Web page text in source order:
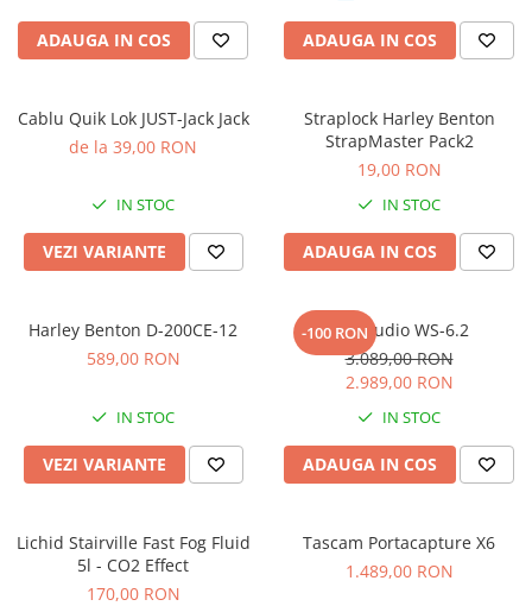
Studio si inregistrari
Accesorii de microfoane
Accesorii echipamente de studio
Clape MIDI
Convertoare AD/DA
Microfoane de studio
Protectii antifonice pentru urechi
Recordere portabile
Sintetizatoare
ADAUGA IN COS ADAUGA IN COS
Cablu Quik Lok JUST-Jack Jack
de la 39,00 RON
IN STOC
VEZI VARIANTE
Straplock Harley Benton
StrapMaster Pack2
19,00 RON
IN STOC
ADAUGA IN COS
Harley Benton D-200CE-12
589,00 RON
IN STOC
VEZI VARIANTE
-100 RON
Kali Audio WS-6.2
3.089,00 RON
2.989,00 RON
IN STOC
ADAUGA IN COS
Lichid Stairville Fast Fog Fluid
5l - CO2 Effect
170,00 RON
Tascam Portacapture X6
1.489,00 RON